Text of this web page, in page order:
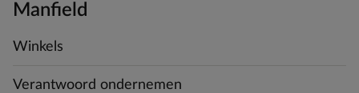
Manfield
Winkels
Verantwoord ondernemen